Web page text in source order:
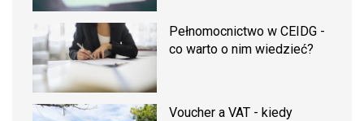
Pełnomocnictwo w CEIDG -
co warto o nim wiedzieć?
Voucher a VAT - kiedy